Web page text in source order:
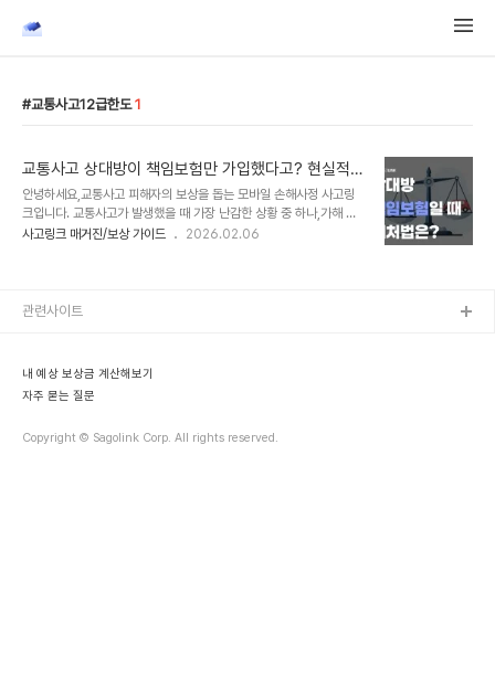
교통사고12급한도 1
교통사고 상대방이 책임보험만 가입했다고? 현실적인
대처법 알아보자
안녕하세요,교통사고 피해자의 보상을 돕는 모바일 손해사정 사고링
크입니다. 교통사고가 발생했을 때 가장 난감한 상황 중 하나,가해 차
량이 종합보험이 아닌 '책임보험’에만 가입된 경우입니다. 일반적으로
억울한 상황이 벌어질 수도 있기 때문인데요. 오늘은 책임보험의 보상
인은 '보상 한도의 유무'에 있습니다. ✅ 종합..
사고링크 매거진/보상 가이드 2026.02.06
내 예상 보상금 계산해보기
자주 묻는 질문
Copyright © Sagolink Corp. All rights reserved.
관련사이트